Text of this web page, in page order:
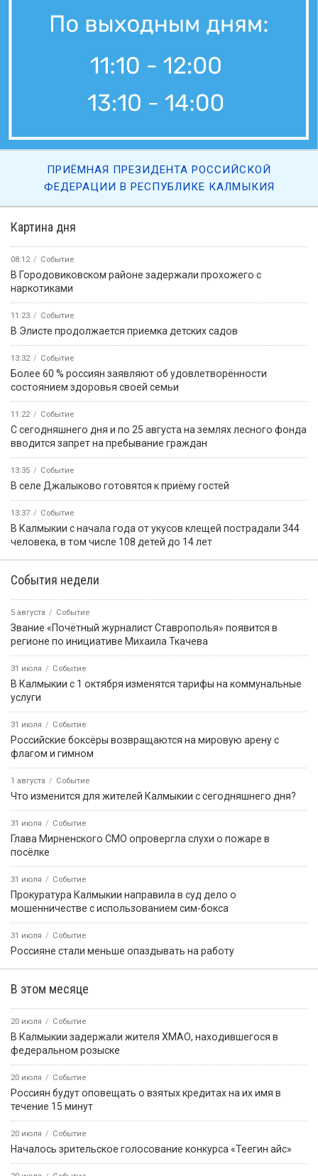
Картина дня
08:12 Событие
В Городовиковском районе задержали прохожего с
наркотиками
11:23 Событие
В Элисте продолжается приемка детских садов
13:32 Событие
Более 60 % россиян заявляют об удовлетворённости
состоянием здоровья своей семьи
11:22 Событие
С сегодняшнего дня и по 25 августа на землях лесного фонда
вводится запрет на пребывание граждан
13:35 Событие
В селе Джалыково готовятся к приёму гостей
13:37 Событие
В Калмыкии с начала года от укусов клещей пострадали 344
человека, в том числе 108 детей до 14 лет
События недели
5 августа Событие
Звание «Почётный журналист Ставрополья» появится в
регионе по инициативе Михаила Ткачева
31 июля Событие
В Калмыкии с 1 октября изменятся тарифы на коммунальные
услуги
31 июля Событие
Российские боксёры возвращаются на мировую арену с
флагом и гимном
1 августа Событие
Что изменится для жителей Калмыкии с сегодняшнего дня?
31 июля Событие
Глава Мирненского СМО опровергла слухи о пожаре в
посёлке
31 июля Событие
Прокуратура Калмыкии направила в суд дело о
мошенничестве с использованием сим-бокса
31 июля Событие
Россияне стали меньше опаздывать на работу
В этом месяце
20 июля Событие
В Калмыкии задержали жителя ХМАО, находившегося в
федеральном розыске
20 июля Событие
Россиян будут оповещать о взятых кредитах на их имя в
течение 15 минут
20 июля Событие
Началось зрительское голосование конкурса «Теегин айс»
ПРИЁМНАЯ ПРЕЗИДЕНТА РОССИЙСКОЙ
ФЕДЕРАЦИИ В РЕСПУБЛИКЕ КАЛМЫКИЯ